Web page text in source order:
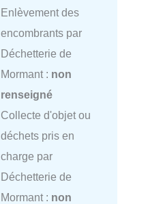
Enlèvement des
encombrants par
Déchetterie de
Mormant : non
renseigné
Collecte d'objet ou
déchets pris en
charge par
Déchetterie de
Mormant : non